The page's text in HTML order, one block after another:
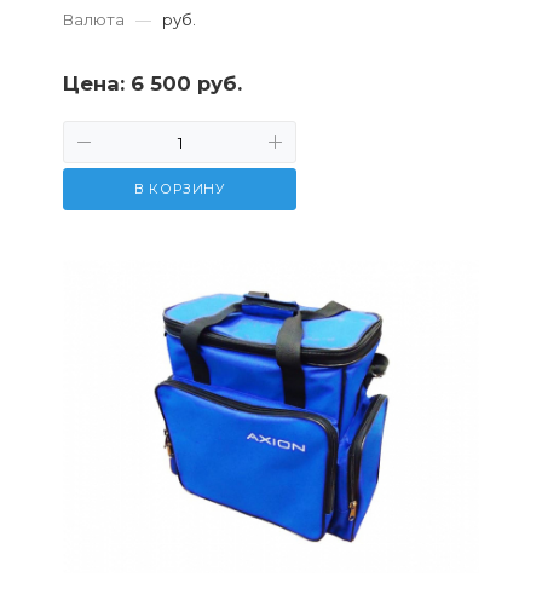
Валюта — руб.
Цена: 6 500 руб.
В КОРЗИНУ